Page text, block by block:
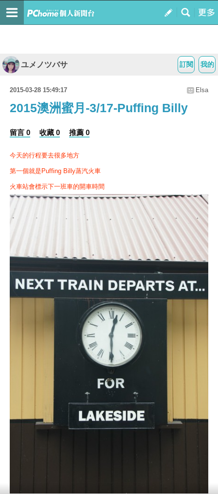
我的
訂閱
ユメノツバサ
2015-03-28 15:49:17 Elsa
2015澳洲蜜月-3/17-Puffing Billy
留言 0 收藏 0 推薦 0
今天的行程要去很多地方
第一個就是Puffing Billy蒸汽火車
火車站會標示下一班車的開車時間